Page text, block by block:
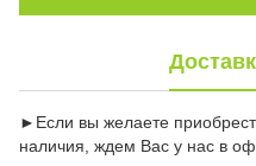
►Если вы желаете
наличия, ждем Вас у нас в